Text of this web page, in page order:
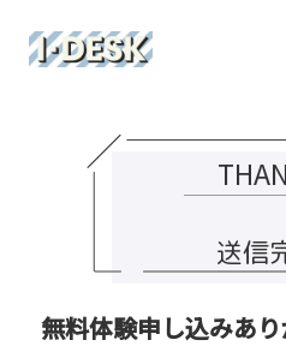
送信
無料体験申し込みあ